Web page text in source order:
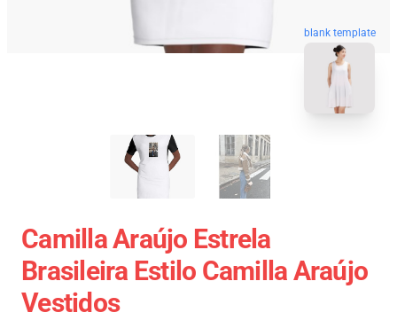
blank template
Camilla Araújo Estrela
Brasileira Estilo Camilla Araújo
Vestidos